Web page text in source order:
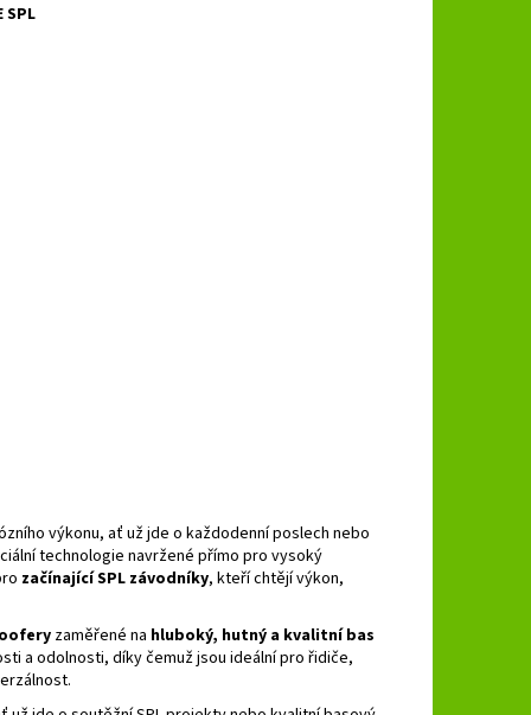
SPL
výkonu, ať už jde o každodenní poslech nebo
technologie navržené přímo pro vysoký
začínající SPL závodníky, kteří chtějí výkon,
zaměřené na hluboký, hutný a kvalitní bas
a odolnosti, díky čemuž jsou ideální pro řidiče,